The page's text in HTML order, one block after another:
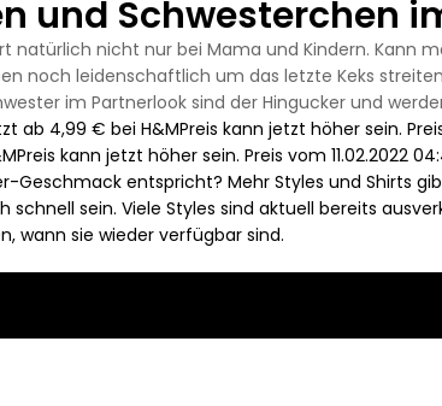
und Schwesterchen
natürlich nicht nur bei Mama und Kindern. Kann
noch leidenschaftlich um das letzte Keks
im Partnerlook sind der Hingucker und
ab 4,99 € bei H&MPreis kann jetzt höher sein.
kann jetzt höher sein. Preis vom 11.02.2022
entspricht? Mehr Styles und Shirts
schnell sein. Viele Styles sind aktuell bereits
wann sie wieder verfügbar sind.